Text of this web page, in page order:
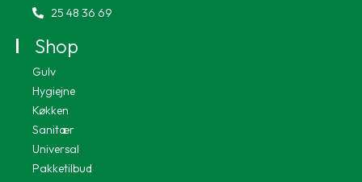
25 48 36 69
Shop
Gulv
Hygiejne
Køkken
Sanitær
Universal
Pakketilbud